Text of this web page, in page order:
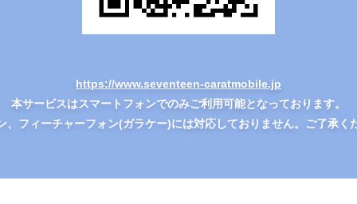
https://www.seventeen-caratmobile.jp
本サービスはスマートフォンでのみご利用可能となっております。
、フィーチャーフォン(ガラケー)には対応しておりません。ご了承く